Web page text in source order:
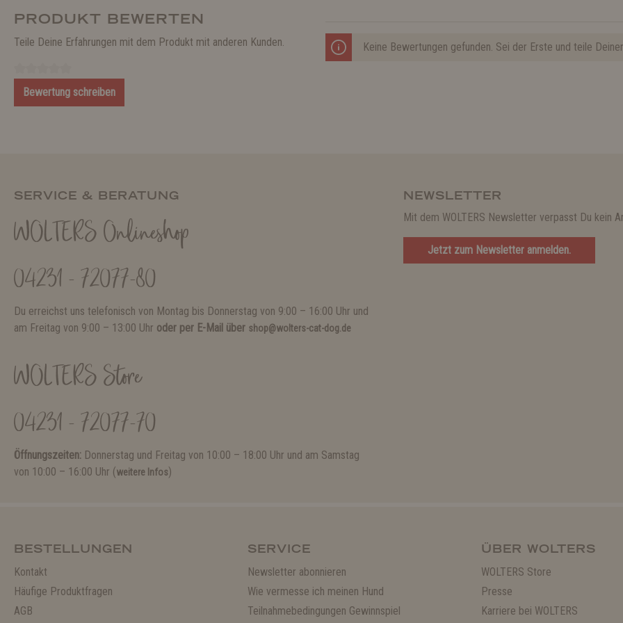
PRODUKT BEWERTEN
Teile Deine Erfahrungen mit dem Produkt mit anderen Kunden.
Bewertung schreiben
Keine Bewertungen gefunden. Sei der Erste und teile
SERVICE & BERATUNG
WOLTERS Onlineshop
04231 - 72077-80
Du erreichst uns telefonisch von Montag bis Donnerstag von 9:00 – 16:00 Uhr und
am Freitag von 9:00 – 13:00 Uhr oder per E-Mail über shop@wolters-cat-dog.de
WOLTERS Store
04231 - 72077-70
Öffnungszeiten: Donnerstag und Freitag von 10:00 – 18:00 Uhr und am Samstag
von 10:00 – 16:00 Uhr (weitere Infos)
NEWSLETTER
Mit dem WOLTERS Newsletter verpasst Du kein
Jetzt zum Newsletter anmelden.
BESTELLUNGEN
Kontakt
Häufige Produktfragen
AGB
SERVICE
Newsletter abonnieren
Wie vermesse ich meinen Hund
Teilnahmebedingungen Gewinnspiel
ÜBER WOLTERS
WOLTERS Store
Presse
Karriere bei WOLTERS